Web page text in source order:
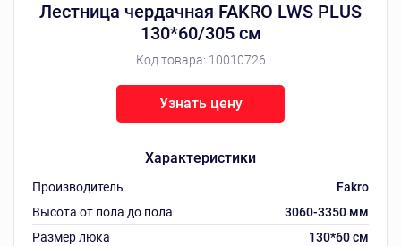
Лестница чердачная FAKRO LWS PLUS
130*60/305 см
Код товара: 10010726
Характеристики
Производитель
Fakro
Высота от пола до пола
3060-3350 мм
Размер люка
130*60 см
Узнать цену